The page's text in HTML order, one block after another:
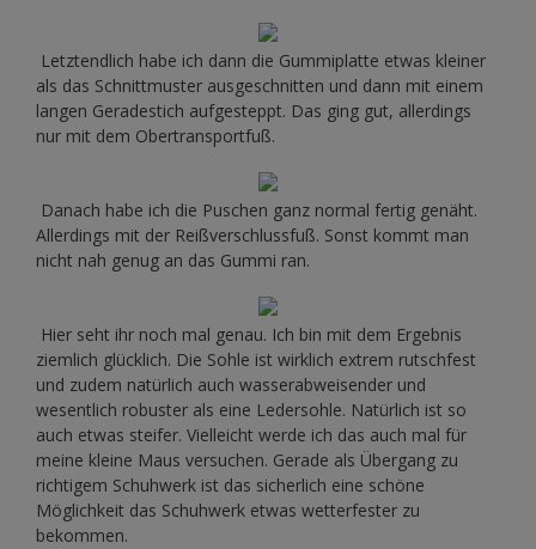
Letztendlich habe ich dann die Gummiplatte etwas kleiner
als das Schnittmuster ausgeschnitten und dann mit einem
langen Geradestich aufgesteppt. Das ging gut, allerdings
nur mit dem Obertransportfuß.
Danach habe ich die Puschen ganz normal fertig genäht.
Allerdings mit der Reißverschlussfuß. Sonst kommt man
nicht nah genug an das Gummi ran.
Hier seht ihr noch mal genau. Ich bin mit dem Ergebnis
ziemlich glücklich. Die Sohle ist wirklich extrem rutschfest
und zudem natürlich auch wasserabweisender und
wesentlich robuster als eine Ledersohle. Natürlich ist so
auch etwas steifer. Vielleicht werde ich das auch mal für
meine kleine Maus versuchen. Gerade als Übergang zu
richtigem Schuhwerk ist das sicherlich eine schöne
Möglichkeit das Schuhwerk etwas wetterfester zu
bekommen.